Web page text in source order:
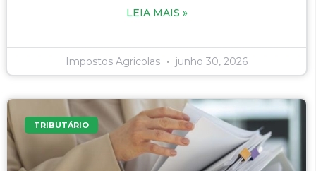
LEIA MAIS »
Impostos Agricolas junho 30, 2026
TRIBUTÁRIO